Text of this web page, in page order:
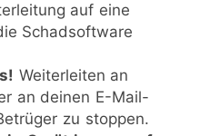
auf eine
Schadsoftware
Weiterleiten an
an deinen E-Mail-
zu stoppen.